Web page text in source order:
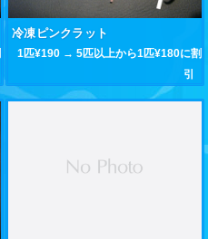
冷凍ピンクラット
1匹¥190 → 5匹以上から1匹¥180に割
引